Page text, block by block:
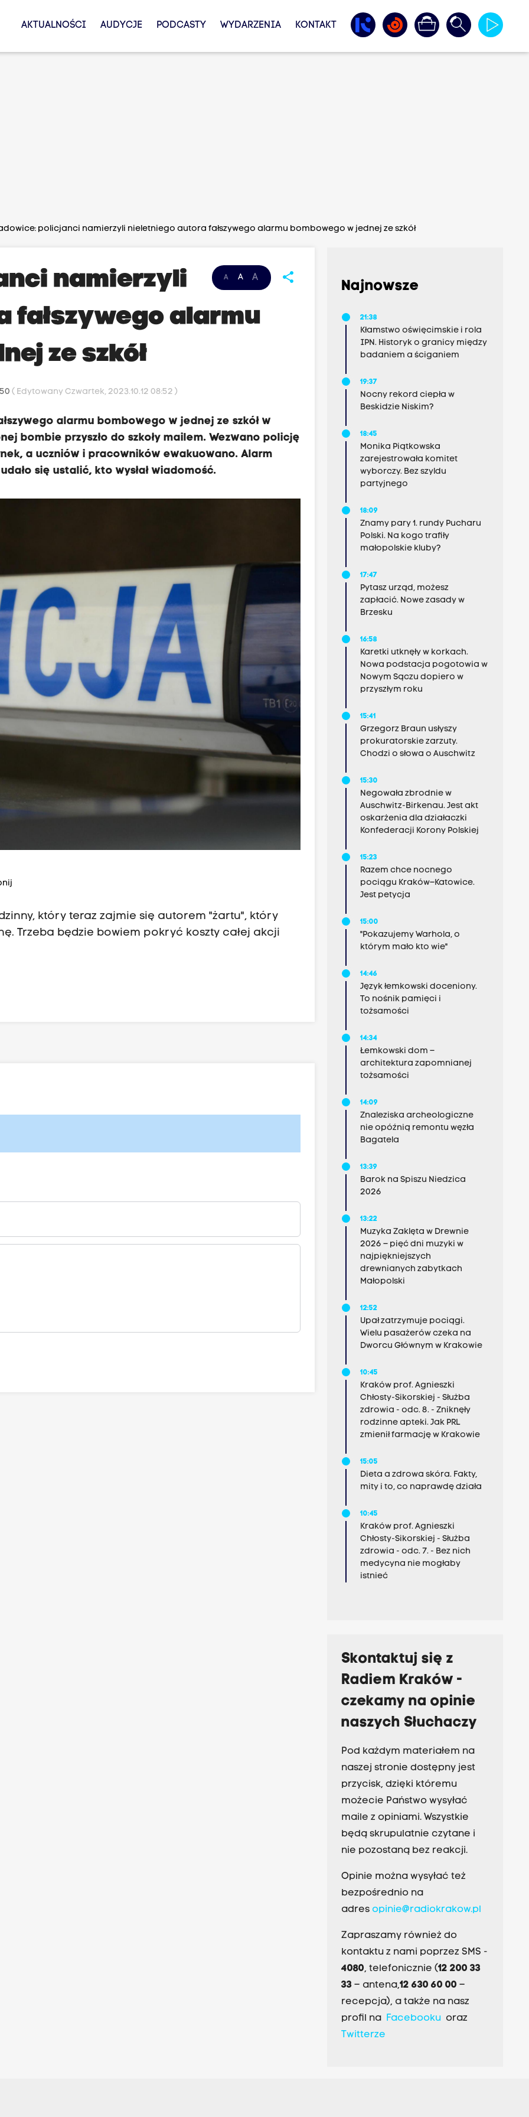
AKTUALNOŚCI AUDYCJE PODCASTY WYDARZENIA KONTAKT
policjanci namierzyli nieletniego autora fałszywego alarmu bombowego w jednej ze szkół
A A A share
namierzyli
fałszywego alarmu
ze szkół
( Edytowany Czwartek, 2023.10.12 08:52 )
alarmu bombowego w jednej ze szkół w
bombie przyszło do szkoły mailem. Wezwano policję
a uczniów i pracowników ewakuowano. Alarm
się ustalić, kto wysłał wiadomość.
który teraz zajmie się autorem "żartu", który
Trzeba będzie bowiem pokryć koszty całej akcji
Najnowsze
21:38
Kłamstwo oświęcimskie i rola
IPN. Historyk o granicy między
badaniem a ściganiem
19:37
Nocny rekord ciepła w
Beskidzie Niskim?
18:45
Monika Piątkowska
zarejestrowała komitet
wyborczy. Bez szyldu
partyjnego
18:09
Znamy pary 1. rundy Pucharu
Polski. Na kogo trafiły
małopolskie kluby?
17:47
Pytasz urząd, możesz
zapłacić. Nowe zasady w
Brzesku
16:58
Karetki utknęły w korkach.
Nowa podstacja pogotowia w
Nowym Sączu dopiero w
przyszłym roku
15:41
Grzegorz Braun usłyszy
prokuratorskie zarzuty.
Chodzi o słowa o Auschwitz
15:30
Negowała zbrodnie w
Auschwitz-Birkenau. Jest akt
oskarżenia dla działaczki
Konfederacji Korony Polskiej
15:23
Razem chce nocnego
pociągu Kraków–Katowice.
Jest petycja
15:00
"Pokazujemy Warhola, o
którym mało kto wie"
14:46
Język łemkowski doceniony.
To nośnik pamięci i
tożsamości
14:34
Łemkowski dom –
architektura zapomnianej
tożsamości
14:09
Znaleziska archeologiczne
nie opóźnią remontu węzła
Bagatela
13:39
Barok na Spiszu Niedzica
2026
13:22
Muzyka Zaklęta w Drewnie
2026 – pięć dni muzyki w
najpiękniejszych
drewnianych zabytkach
Małopolski
12:52
Upał zatrzymuje pociągi.
Wielu pasażerów czeka na
Dworcu Głównym w Krakowie
10:45
Kraków prof. Agnieszki
Chłosty-Sikorskiej - Służba
zdrowia - odc. 8. - Zniknęły
rodzinne apteki. Jak PRL
zmienił farmację w Krakowie
15:05
Dieta a zdrowa skóra. Fakty,
mity i to, co naprawdę działa
10:45
Kraków prof. Agnieszki
Chłosty-Sikorskiej - Służba
zdrowia - odc. 7. - Bez nich
medycyna nie mogłaby
istnieć
Skontaktuj się z
Radiem Kraków -
czekamy na opinie
naszych Słuchaczy
Pod każdym materiałem na
naszej stronie dostępny jest
przycisk, dzięki któremu
możecie Państwo wysyłać
maile z opiniami. Wszystkie
będą skrupulatnie czytane i
nie pozostaną bez reakcji.
Opinie można wysyłać też
bezpośrednio na
adres opinie@radiokrakow.pl
Zapraszamy również do
kontaktu z nami poprzez SMS -
4080, telefonicznie (12 200 33
33– antena,12 630 60 00 –
recepcja), a także na nasz
profil na Facebookuoraz
Twitterze